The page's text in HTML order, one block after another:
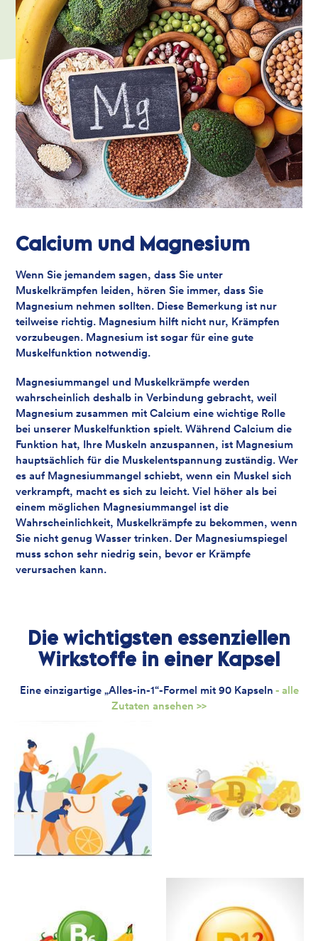
Calcium und Magnesium
Wenn Sie jemandem sagen, dass Sie unter
Muskelkrämpfen leiden, hören Sie immer, dass Sie
Magnesium nehmen sollten. Diese Bemerkung ist nur
teilweise richtig. Magnesium hilft nicht nur, Krämpfen
vorzubeugen. Magnesium ist sogar für eine gute
Muskelfunktion notwendig.
Magnesiummangel und Muskelkrämpfe werden
wahrscheinlich deshalb in Verbindung gebracht, weil
Magnesium zusammen mit Calcium eine wichtige Rolle
bei unserer Muskelfunktion spielt. Während Calcium die
Funktion hat, Ihre Muskeln anzuspannen, ist Magnesium
hauptsächlich für die Muskelentspannung zuständig. Wer
es auf Magnesiummangel schiebt, wenn ein Muskel sich
verkrampft, macht es sich zu leicht. Viel höher als bei
einem möglichen Magnesiummangel ist die
Wahrscheinlichkeit, Muskelkrämpfe zu bekommen, wenn
Sie nicht genug Wasser trinken. Der Magnesiumspiegel
muss schon sehr niedrig sein, bevor er Krämpfe
verursachen kann.
Die wichtigsten essenziellen
Wirkstoffe in einer Kapsel
Eine einzigartige „Alles-in-1“-Formel mit 90 Kapseln- alle
Zutaten ansehen >>